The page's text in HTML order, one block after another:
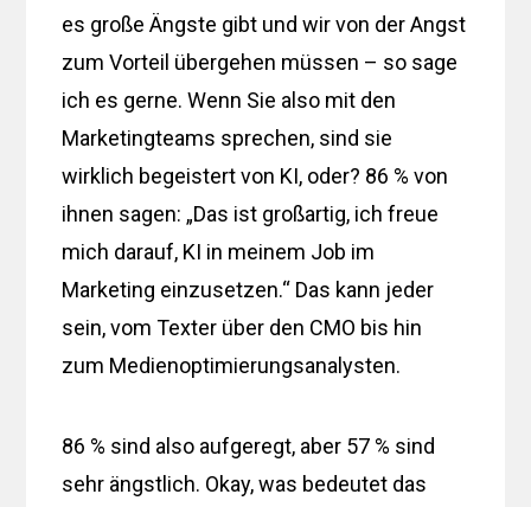
es große Ängste gibt und wir von der Angst
zum Vorteil übergehen müssen – so sage
ich es gerne. Wenn Sie also mit den
Marketingteams sprechen, sind sie
wirklich begeistert von KI, oder? 86 % von
ihnen sagen: „Das ist großartig, ich freue
mich darauf, KI in meinem Job im
Marketing einzusetzen.“ Das kann jeder
sein, vom Texter über den CMO bis hin
zum Medienoptimierungsanalysten.
86 % sind also aufgeregt, aber 57 % sind
sehr ängstlich. Okay, was bedeutet das